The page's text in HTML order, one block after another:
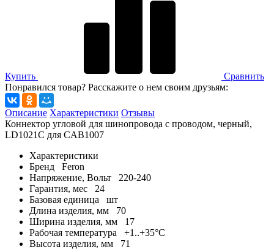
Купить
Сравнить
Понравился товар? Расскажите о нем своим друзьям:
Описание Характеристики Отзывы
Коннектор угловой для шинопровода с проводом, черный,
LD1021C для CAB1007
Характеристики
Бренд
Feron
Напряжение, Вольт
220-240
Гарантия, мес
24
Базовая единица
шт
Длина изделия, мм
70
Ширина изделия, мм
17
Рабочая температура
+1..+35°C
Высота изделия, мм
71